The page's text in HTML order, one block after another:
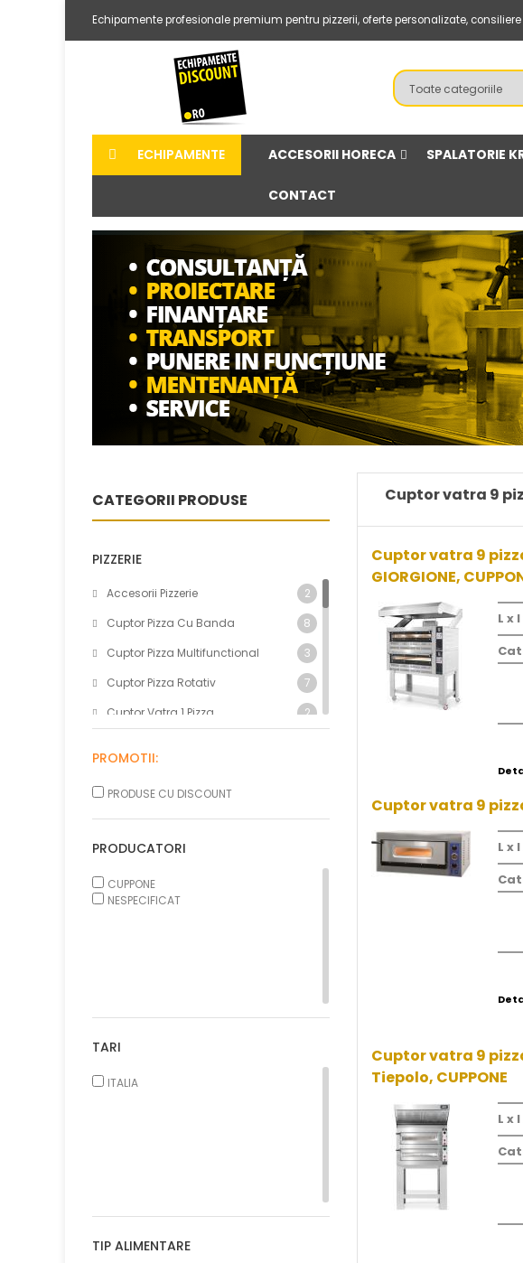
Echipamente profesionale premium pentru pizzerii, oferte personalizate,
ECHIPAMENTE ACCESORII HORECA SPALATORIE
CONTACT
CATEGORII PRODUSE
PIZZERIE
Accesorii Pizzerie
2
Cuptor Pizza Cu Banda
8
Cuptor Pizza Multifunctional
3
Cuptor Pizza Rotativ
7
Cuptor Vatra 1 Pizza
2
Cuptor Vatra 14 Pizza
Cuptor Vatra 3 Pizza
Cuptor Vatra 8 Pizza
PROMOTII:
PRODUSE CU DISCOUNT
PRODUCATORI
CUPPONE
NESPECIFICAT
TARI
ITALIA
TIP ALIMENTARE
Cuptor vatra 9
Cuptor vatra 9
GIORGIONE,
L x
Cuptor vatra 9
L x
Cuptor vatra 9
Tiepolo, CUPPONE
L x